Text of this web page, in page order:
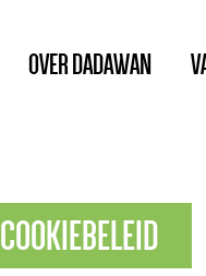
OVER DADAWAN
COOKIEBELEID